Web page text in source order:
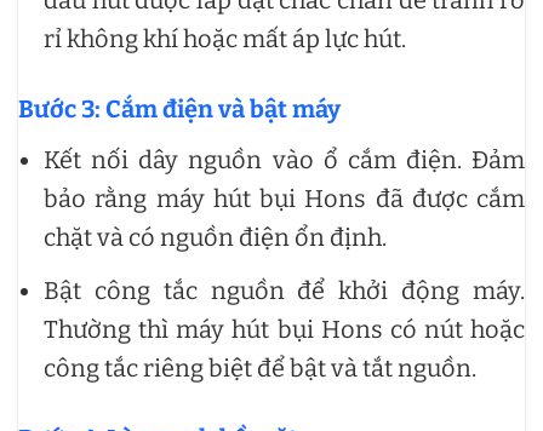
rỉ không khí hoặc mất áp lực hút.
Bước 3: Cắm điện và bật máy
Kết nối dây nguồn vào ổ cắm điện. Đảm
bảo rằng máy hút bụi Hons đã được cắm
chặt và có nguồn điện ổn định.
Bật công tắc nguồn để khởi động máy.
Thường thì máy hút bụi Hons có nút hoặc
công tắc riêng biệt để bật và tắt nguồn.